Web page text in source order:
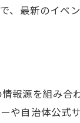
イベントで地
市の買取イベ
取額アップのた
市イベントで
、最新のイ
報源を組み
や自治体公